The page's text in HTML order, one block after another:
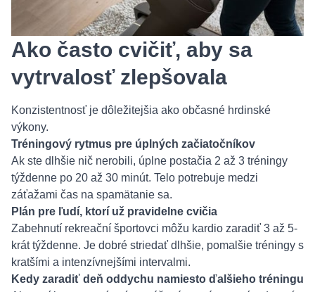
Ako často cvičiť, aby sa
vytrvalosť zlepšovala
Konzistentnosť je dôležitejšia ako občasné hrdinské
výkony.
Tréningový rytmus pre úplných začiatočníkov
Ak ste dlhšie nič nerobili, úplne postačia 2 až 3 tréningy
týždenne po 20 až 30 minút. Telo potrebuje medzi
záťažami čas na spamätanie sa.
Plán pre ľudí, ktorí už pravidelne cvičia
Zabehnutí rekreační športovci môžu kardio zaradiť 3 až 5-
krát týždenne. Je dobré striedať dlhšie, pomalšie tréningy s
kratšími a intenzívnejšími intervalmi.
Kedy zaradiť deň oddychu namiesto ďalšieho tréningu